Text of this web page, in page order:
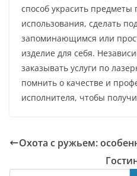
способ украсить предметы
использования, сделать
запоминающимся или
изделие для себя.
заказывать услуги по
помнить о качестве и
исполнителя, чтобы
Охота с ружьем: